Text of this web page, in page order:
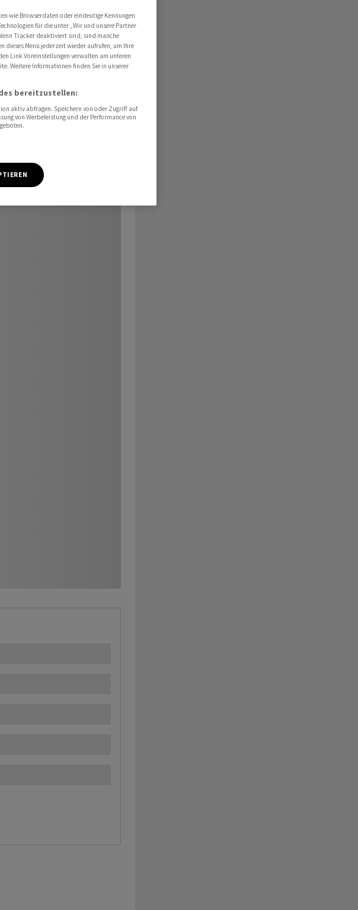
wie Browserdaten oder eindeutige Kennungen
für die unter „Wir und unsere Partner
Tracker deaktiviert sind, sind manche
dieses Menü jederzeit wieder aufrufen, um Ihre
Link Voreinstellungen verwalten am unteren
Weitere Informationen finden Sie in unserer
bereitzustellen:
aktiv abfragen. Speichern von oder Zugriff auf
von Werbeleistung und der Performance von